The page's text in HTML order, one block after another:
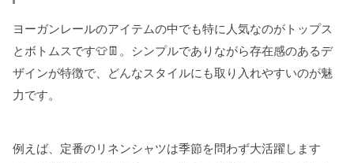
ヨーガンレールのアイテムの中でも特に人気なのがトップス
とボトムスです👕👖。シンプルでありながら存在感のあるデ
ザインが特徴で、どんなスタイルにも取り入れやすいのが魅
力です。
例えば、定番のリネンシャツは季節を問わず大活躍します